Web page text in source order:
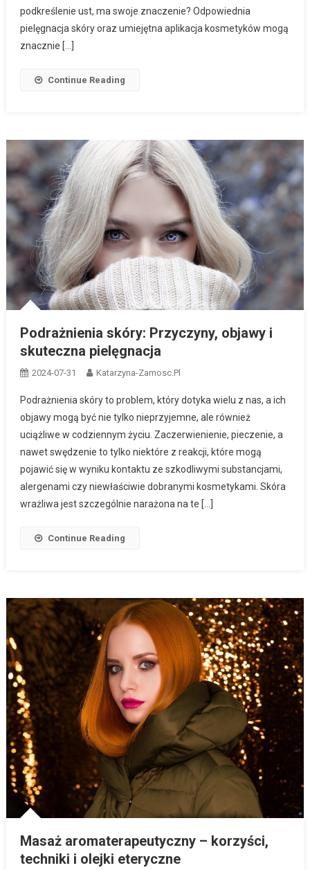
podkreślenie ust, ma swoje znaczenie? Odpowiednia
pielęgnacja skóry oraz umiejętna aplikacja kosmetyków mogą
znacznie […]
Continue Reading
Podrażnienia skóry: Przyczyny, objawy i
skuteczna pielęgnacja
2024-07-31 Katarzyna-Zamosc.pl
Podrażnienia skóry to problem, który dotyka wielu z nas, a ich
objawy mogą być nie tylko nieprzyjemne, ale również
uciążliwe w codziennym życiu. Zaczerwienienie, pieczenie, a
nawet swędzenie to tylko niektóre z reakcji, które mogą
pojawić się w wyniku kontaktu ze szkodliwymi substancjami,
alergenami czy niewłaściwie dobranymi kosmetykami. Skóra
wrażliwa jest szczególnie narażona na te […]
Continue Reading
Masaż aromaterapeutyczny – korzyści,
techniki i olejki eteryczne